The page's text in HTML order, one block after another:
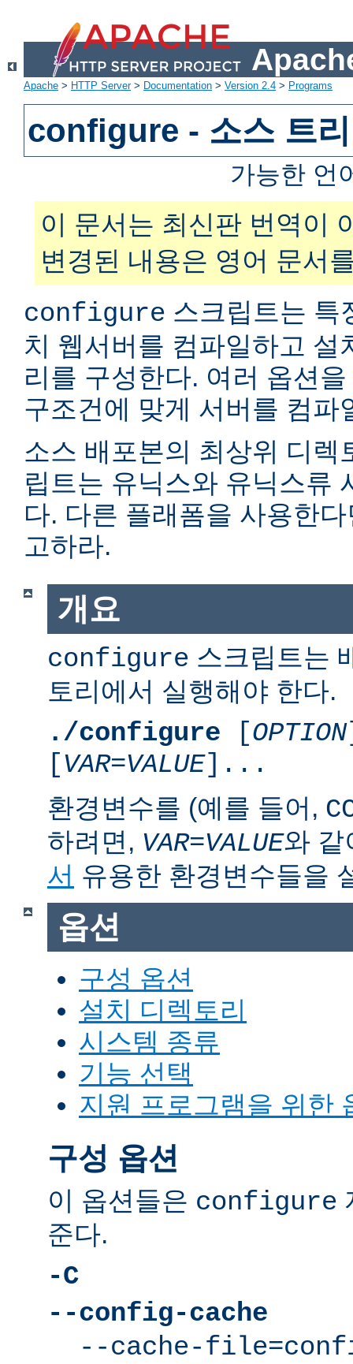
Apache > HTTP Server> Documentation > Version 2.4 > Programs
configure - 소스 트
가능한 언
이 문서는 최신판 번역이
변경된 내용은 영어 문서
configure 스크립트는 특
치 웹서버를 컴파일하고 설
리를 구성한다. 여러 옵션
구조건에 맞게 서버를 컴파
소스 배포본의 최상위 디렉
립트는 유닉스와 유닉스류
다. 다른 플래폼을 사용한
고하라.
개요
configure 스크립트는
토리에서 실행해야 한다.
./configure [OPTION
[VAR=VALUE]...
환경변수를 (예를 들어,
하려면, VAR=VALUE와
서 유용한 환경변수들을
옵션
구성 옵션
설치 디렉토리
시스템 종류
기능 선택
지원 프로그램을 위한
구성 옵션
이 옵션들은 configure
준다.
-C
--config-cache
--cache-